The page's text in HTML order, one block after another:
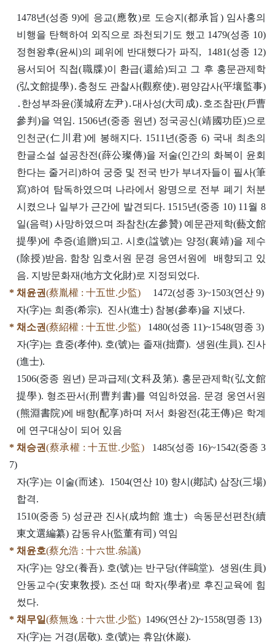
1478년(성종 9)에 응교(應敎)로 도승지(都承旨) 임사홍의
비행을 탄핵하여 외직으로 좌천되기도 했고 1479(성종 10)
정현왕후(윤씨)의 폐위에 반대했다가 파직, 1481(성종 12)
용서되어 직첩(職牒)이 환급(還給)되고 그 후 홍문관제학
(弘文館提學)․충청도 관찰사(觀察使)․평양감사(平壤監事)
․한성부좌윤(漢城府左尹)․대사성(大司成)․호조참판(戶曹
參判)을 역임. 1506년(중종 원년) 정국공신(靖國功臣)으로
인천군(仁川君)에 봉해지다. 1511년(중종 6) 국내 최초의
한글소설 설공찬전(薛公璨傳)을 저술(인간의 화복이 윤회
한다는 줄거리)하여 궁중 및 전국 반가 부녀자들이 필사(筆
寫)하여 탐독하였으며 나라에서 왕명으로 전부 폐기 처분
시켰으나 일부가 근간에 발견되다. 1515년(중종 10) 11월 8
일(음력) 사망하였으며 좌참찬(左參贊) 예문관제학(藝文館
提學)에 추증(追贈)되고. 시호(諡號)는 양정(襄靖)을 제수
(除授)받음. 함창 임호서원 문경 응연서원에 배향되고 있
음. 지방문화재(地方文化財)로 지정되었다.
* 채윤권(蔡胤權 : 十五世.少監)
1472(성종 3)~1503(연산 9)
자(字)는 희종(希宗). 진사(進士) 참봉(參奉)을 지냈다.
* 채소권(蔡紹權 : 十五世.少監) 1480(성종 11)~1548(명종 3)
자(字)는 효중(孝仲). 호(號)는 졸재(拙齋). 생원(生員). 진사
(進士).
1506(중종 원년) 문과급제(文科及第). 홍문관제학(弘文館
提學). 형조판서(刑曹判書)를 역임하였음. 문경 웅연서원
(熊淵書院)에 배향(配享)하며 저서 화왕전(花王傳)은 학계
에 연구대상이 되어 있음
* 채승권(蔡承權 : 十五世.少監)
1485(성종 16)~1542(중종 3
7)
자(字)는 이술(而述). 1504(연산 10) 향시(鄕試) 삼장(三場)
합격.
1510(중종 5) 성균관 진사(成均館 進士) 속동문선편찬(續
東文選編纂) 감동유사(監董有司) 역임
* 채윤호(蔡允浩 : 十六世.叅議)
자(字)는 양오(養吾). 호(號)는 반구당(伴鷗堂). 생원(生員)
안동교수(安東敎授). 조선 때 학자(學者)로 후진교육에 힘
썼다.
* 채무일(蔡無逸 : 十六世.少監) 1496(연산 2)~1558(명종 13)
자(字)는 거경(居敬). 호(號)는 휴암(休巖).